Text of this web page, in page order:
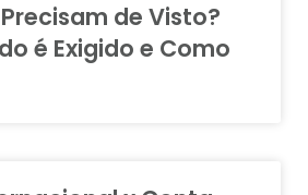
de Visto?
é Exigido e Como